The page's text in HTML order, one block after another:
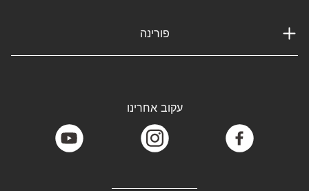
פורינה
עקוב אחרינו
facebook
instagram
youtube